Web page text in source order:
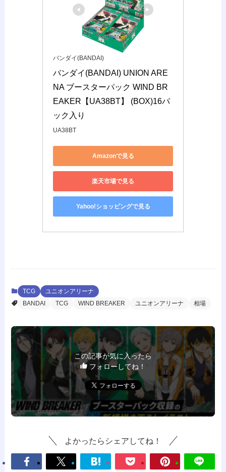
バンダイ(BANDAI)
バンダイ(BANDAI) UNION ARE
NA ブースターパック WIND BR
EAKER【UA38BT】 (BOX)16パ
ック入り
UA38BT
Amazonで見る
楽天市場で見る
Yahoo!ショッピングで見る
TCG
ユニオンアリーナ
BANDAI
TCG WIND BREAKER ユニオンアリーナ 相場
この記事が気に入ったら
フォローしてね！
よかったらシェアしてね！